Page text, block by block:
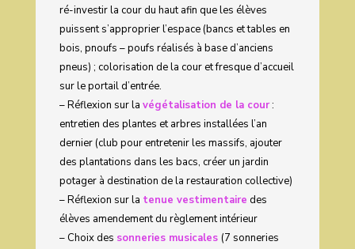
ré-investir la cour du haut afin que les élèves
puissent s’approprier l’espace (bancs et tables en
bois, pnoufs – poufs réalisés à base d’anciens
pneus) ; colorisation de la cour et fresque d’accueil
sur le portail d’entrée.
– Réflexion sur la végétalisation de la cour:
entretien des plantes et arbres installées l’an
dernier (club pour entretenir les massifs, ajouter
des plantations dans les bacs, créer un jardin
potager à destination de la restauration collective)
– Réflexion sur la tenue vestimentaire des
élèves amendement du règlement intérieur
– Choix des sonneries musicales (7 sonneries